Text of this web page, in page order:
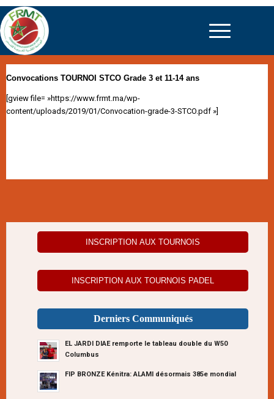
Convocations TOURNOI STCO Grade 3 et 11-14 ans
[gview file= »https://www.frmt.ma/wp-
content/uploads/2019/01/Convocation-grade-3-STCO.pdf »]
INSCRIPTION AUX TOURNOIS
INSCRIPTION AUX TOURNOIS PADEL
Derniers Communiqués
EL JARDI DIAE remporte le tableau double du W50
Columbus
FIP BRONZE Kénitra: ALAMI désormais 385e mondial